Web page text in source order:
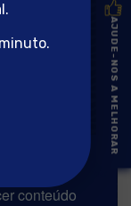
a
conteúdo
AJUDE-NOS A MELHORAR